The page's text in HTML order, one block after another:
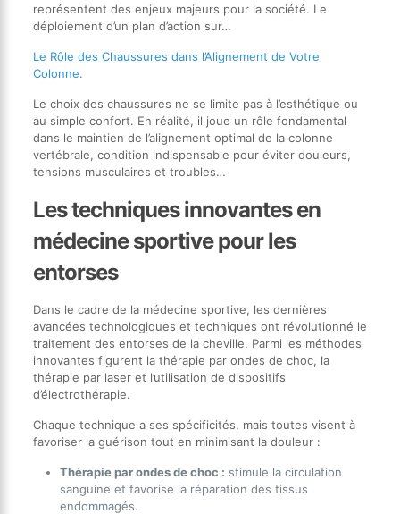
représentent des enjeux majeurs pour la société. Le
déploiement d’un plan d’action sur…
Le Rôle des Chaussures dans l’Alignement de Votre
Colonne.
Le choix des chaussures ne se limite pas à l’esthétique ou
au simple confort. En réalité, il joue un rôle fondamental
dans le maintien de l’alignement optimal de la colonne
vertébrale, condition indispensable pour éviter douleurs,
tensions musculaires et troubles…
Les techniques innovantes en
médecine sportive pour les
entorses
Dans le cadre de la médecine sportive, les dernières
avancées technologiques et techniques ont révolutionné le
traitement des entorses de la cheville. Parmi les méthodes
innovantes figurent la thérapie par ondes de choc, la
thérapie par laser et l’utilisation de dispositifs
d’électrothérapie.
Chaque technique a ses spécificités, mais toutes visent à
favoriser la guérison tout en minimisant la douleur :
Thérapie par ondes de choc : stimule la circulation
sanguine et favorise la réparation des tissus
endommagés.